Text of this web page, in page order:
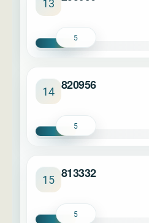
13
5
14 820956
5
15 813332
5